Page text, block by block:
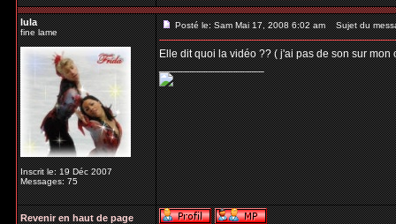
lula
fine lame
Inscrit le: 19 Déc 2007
Messages: 75
Posté le: Sam Mai 17, 2008 6:02 am Sujet du
Elle dit quoi la vidéo ?? ( j'ai pas de son sur mon
_________________
Revenir en haut de page